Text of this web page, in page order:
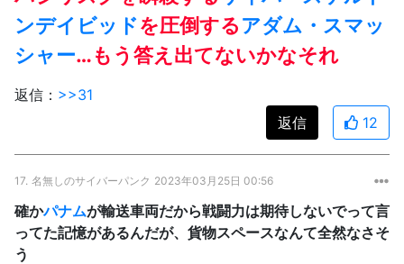
ンデイビッドを圧倒するアダム・スマッ
シャー…もう答え出てないかなそれ
返信： >>31
返信
12
17. 名無しのサイバーパンク 2023年03月25日 00:56
確かパナムが輸送車両だから戦闘力は期待しないでって言
ってた記憶があるんだが、貨物スペースなんて全然なさそ
う